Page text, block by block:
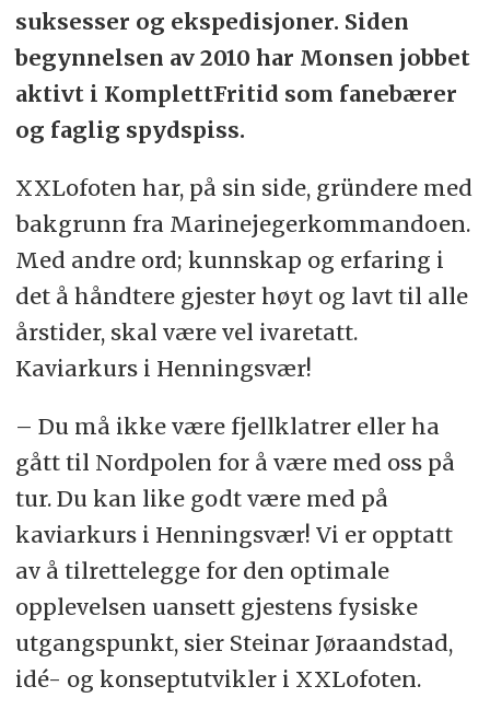
suksesser og ekspedisjoner. Siden
begynnelsen av 2010 har Monsen jobbet
aktivt i KomplettFritid som fanebærer
og faglig spydspiss.
XXLofoten har, på sin side, gründere med
bakgrunn fra Marinejegerkommandoen.
Med andre ord; kunnskap og erfaring i
det å håndtere gjester høyt og lavt til alle
årstider, skal være vel ivaretatt.
Kaviarkurs i Henningsvær!
– Du må ikke være fjellklatrer eller ha
gått til Nordpolen for å være med oss på
tur. Du kan like godt være med på
kaviarkurs i Henningsvær! Vi er opptatt
av å tilrettelegge for den optimale
opplevelsen uansett gjestens fysiske
utgangspunkt, sier Steinar Jøraandstad,
idé- og konseptutvikler i XXLofoten.